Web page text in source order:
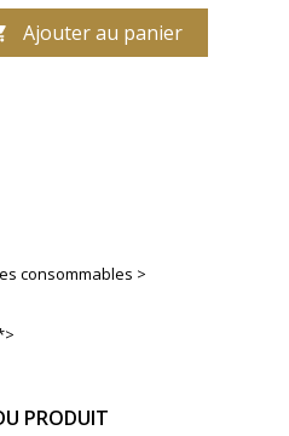
Ajouter au panier
consommables >
PRODUIT